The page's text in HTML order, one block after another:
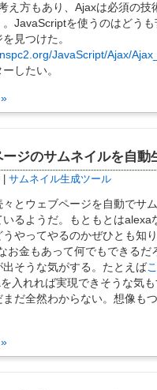
え方もあり、Ajaxは必須の技
。JavaScriptを使うのはどう
見つけた。
JavaScript/Ajax/
したい。
ージのサムネイルを自動
サムネイル生成ツール
とウェブページを自動でサ
いるようだ。もともとはalexa
うやってやるのかぜひとも知
お金もあって何でもできるだ
そうな気がする。たとえば
入れれば実現できそうな気
まだ全然わからない。想像も